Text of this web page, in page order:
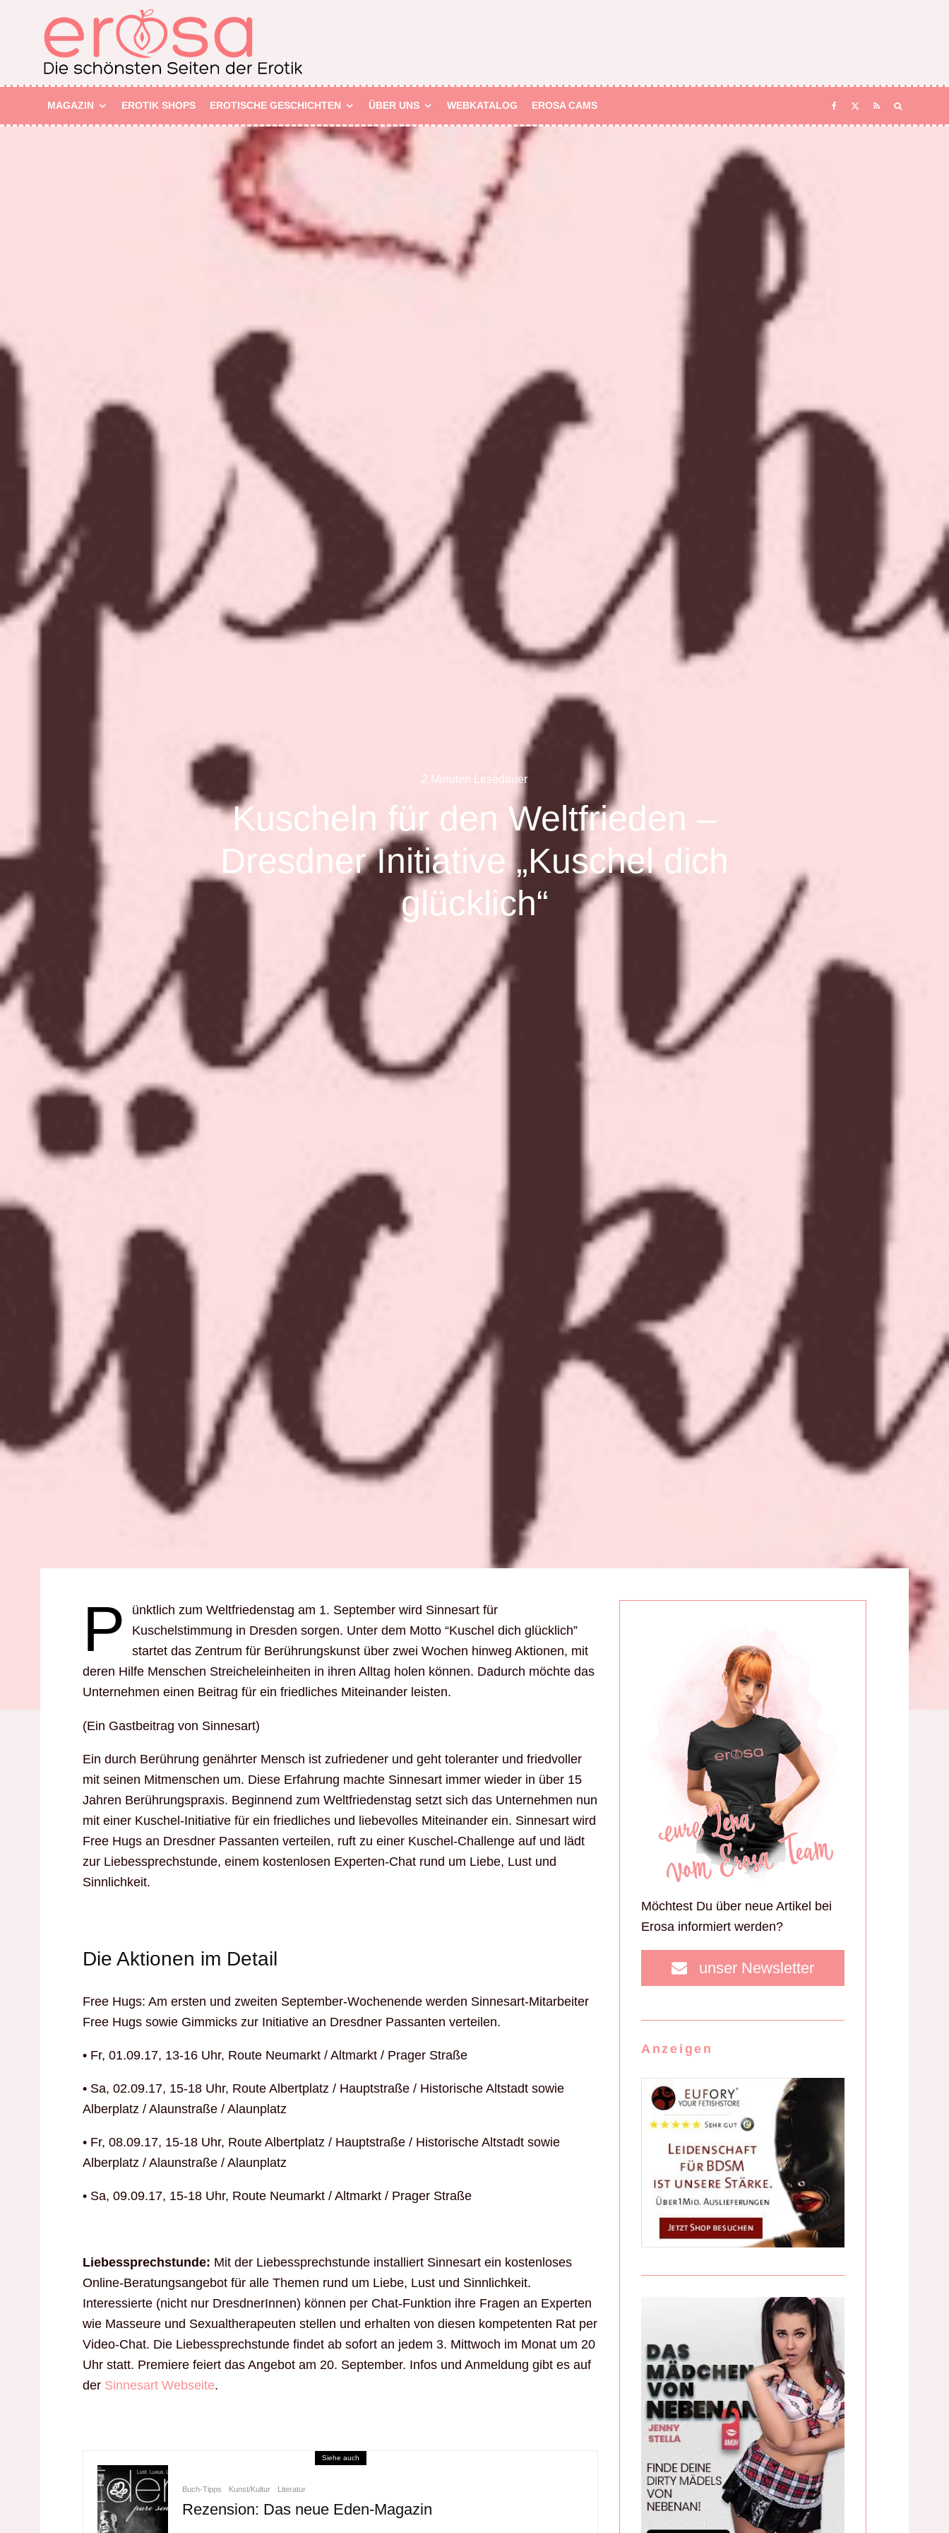
MAGAZIN EROTIK SHOPS EROTISCHE GESCHICHTEN ÜBER UNS WEBKATALOG EROSA CAMS
2 Minuten Lesedauer
Kuscheln für den Weltfrieden –
Dresdner Initiative „Kuschel dich
glücklich“
P
ünktlich zum Weltfriedenstag am 1. September wird Sinnesart für
Kuschelstimmung in Dresden sorgen. Unter dem Motto “Kuschel dich glücklich”
startet das Zentrum für Berührungskunst über zwei Wochen hinweg Aktionen, mit
deren Hilfe Menschen Streicheleinheiten in ihren Alltag holen können. Dadurch möchte das
Unternehmen einen Beitrag für ein friedliches Miteinander leisten.
(Ein Gastbeitrag von Sinnesart)
Ein durch Berührung genährter Mensch ist zufriedener und geht toleranter und friedvoller
mit seinen Mitmenschen um. Diese Erfahrung machte Sinnesart immer wieder in über 15
Jahren Berührungspraxis. Beginnend zum Weltfriedenstag setzt sich das Unternehmen nun
mit einer Kuschel-Initiative für ein friedliches und liebevolles Miteinander ein. Sinnesart wird
Free Hugs an Dresdner Passanten verteilen, ruft zu einer Kuschel-Challenge auf und lädt
zur Liebessprechstunde, einem kostenlosen Experten-Chat rund um Liebe, Lust und
Sinnlichkeit.
Die Aktionen im Detail
Free Hugs: Am ersten und zweiten September-Wochenende werden Sinnesart-Mitarbeiter
Free Hugs sowie Gimmicks zur Initiative an Dresdner Passanten verteilen.
• Fr, 01.09.17, 13-16 Uhr, Route Neumarkt / Altmarkt / Prager Straße
• Sa, 02.09.17, 15-18 Uhr, Route Albertplatz / Hauptstraße / Historische Altstadt sowie
Alberplatz / Alaunstraße / Alaunplatz
• Fr, 08.09.17, 15-18 Uhr, Route Albertplatz / Hauptstraße / Historische Altstadt sowie
Alberplatz / Alaunstraße / Alaunplatz
• Sa, 09.09.17, 15-18 Uhr, Route Neumarkt / Altmarkt / Prager Straße
Liebessprechstunde: Mit der Liebessprechstunde installiert Sinnesart ein kostenloses
Online-Beratungsangebot für alle Themen rund um Liebe, Lust und Sinnlichkeit.
Interessierte (nicht nur DresdnerInnen) können per Chat-Funktion ihre Fragen an Experten
wie Masseure und Sexualtherapeuten stellen und erhalten von diesen kompetenten Rat per
Video-Chat. Die Liebessprechstunde findet ab sofort an jedem 3. Mittwoch im Monat um 20
Uhr statt. Premiere feiert das Angebot am 20. September. Infos und Anmeldung gibt es auf
der Sinnesart Webseite.
Siehe auch
Buch-Tipps Kunst/Kultur Literatur
Rezension: Das neue Eden-Magazin
Möchtest Du über neue Artikel bei
Erosa informiert werden?
unser Newsletter
Anzeigen